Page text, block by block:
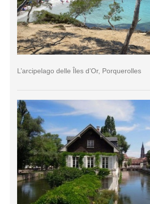
L’arcipelago delle Îles d’Or, Porquerolles